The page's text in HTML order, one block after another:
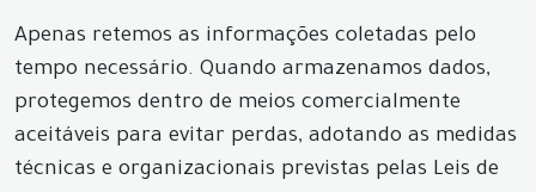
Apenas retemos as informações coletadas pelo
tempo necessário. Quando armazenamos dados,
protegemos dentro de meios comercialmente
aceitáveis para evitar perdas, adotando as medidas
técnicas e organizacionais previstas pelas Leis de